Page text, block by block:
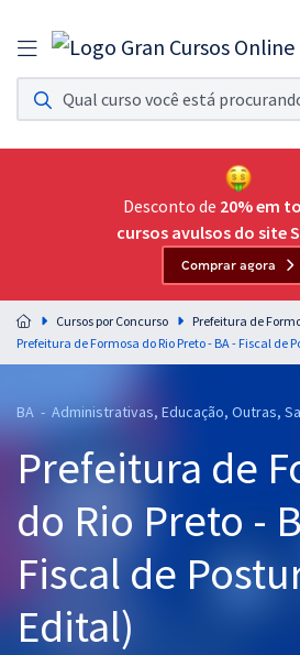
Assinatura Ilimitada 11
Acesso a todos os cursos. Teste grátis por 7 dias!
Assinatura OAB Até Passar
Acesso ilimitado a toda preparação para o Exame
Residências Multiprofissionais
Preparação completa e intensiva para as
residências em saúde do Brasil
Cursos 20% OFF
Pós
Graduação
OAB
Desconto de 20% em
cursos avulsos do site
Comprar agora
Cursos por Concurso
Prefeitura de
BA - Administrativas, Educação, Outras,
Prefeitura de
do Rio Preto -
Fiscal de
Edital)